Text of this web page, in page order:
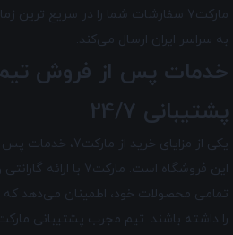
مارکت7 سفارشات شما را در سریع
به سراسر ایران ارسال می‌کند.
خدمات پس از فروش
پشتیبانی 24/7
یکی از مزایای خرید
این فروشگاه است.
تمامی محصولات خود، اطمینان می‌دهد که